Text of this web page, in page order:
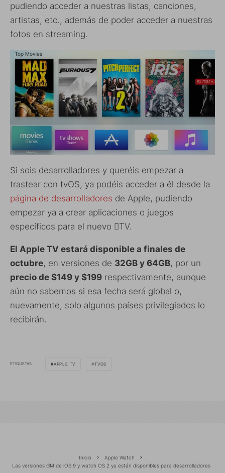
pudiendo acceder a nuestras listas, canciones,
artistas, etc., además de poder acceder a nuestras
fotos en streaming.
Si sois desarrolladores y queréis empezar a
trastear con tvOS, ya podéis acceder a él desde la
página de desarrolladores de Apple, pudiendo
empezar ya a crear aplicaciones o juegos
específicos para el nuevo TV.
El Apple TV estará disponible a finales de
octubre, en versiones de 32GB y 64GB, por un
precio de $149 y $199 respectivamente, aunque
aún no sabemos si esa fecha será global o,
nuevamente, solo algunos países privilegiados lo
recibirán.
ETIQUETAS APPLE TV TVOS
Inicio
Apple Watch
Las versiones GM de iOS 9 y watch OS 2 ya están disponibles para desarrolladores